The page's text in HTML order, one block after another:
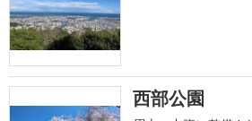
西部公園